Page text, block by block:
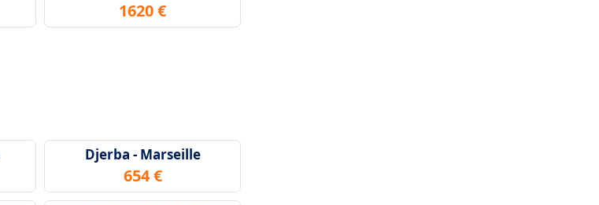
1620 €
Djerba - Marseille
654 €